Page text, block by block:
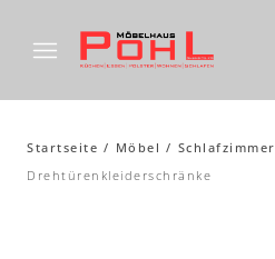
Startseite Möbel Schlafzimmer
Drehtürenkleiderschränke